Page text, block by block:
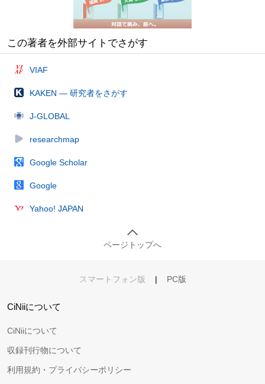
この著者を外部サイトでさがす
VIAF
KAKEN — 研究者をさがす
J-GLOBAL
researchmap
Google Scholar
Google
Yahoo! JAPAN
ページトップへ
スマートフォン版 | PC版
CiNiiについて
CiNiiについて
収録刊行物について
利用規約・プライバシーポリシー